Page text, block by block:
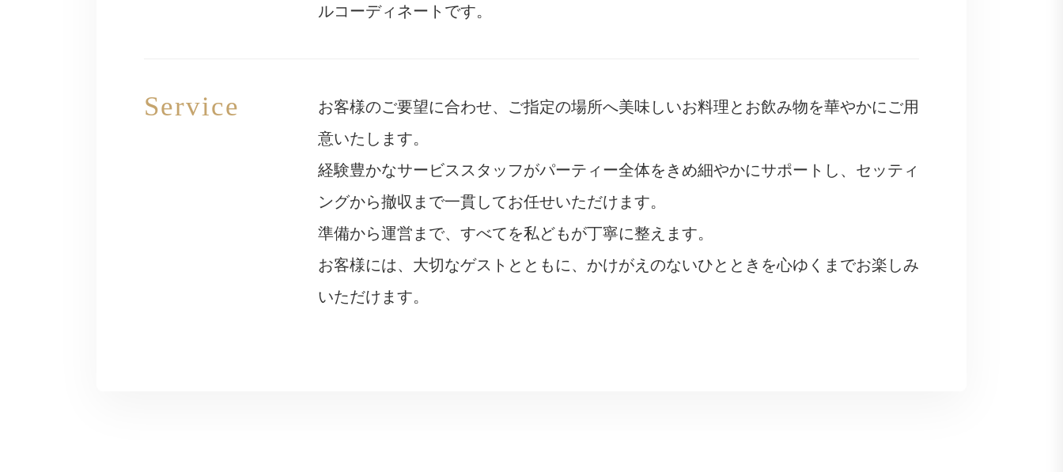
ルコーディネートです。
お客様のご要望に合わせ、ご指定の場所へ美味しいお料理とお飲み物を華やかにご用
意いたします。
経験豊かなサービススタッフがパーティー全体をきめ細やかにサポートし、セッティ
ングから撤収まで一貫してお任せいただけます。
準備から運営まで、すべてを私どもが丁寧に整えます。
お客様には、大切なゲストとともに、かけがえのないひとときを心ゆくまでお楽しみ
いただけます。